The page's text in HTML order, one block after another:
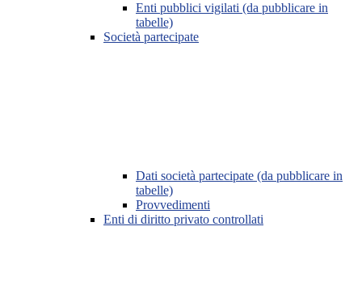
Enti pubblici vigilati (da pubblicare in
tabelle)
Società partecipate
Dati società partecipate (da pubblicare in
tabelle)
Provvedimenti
Enti di diritto privato controllati